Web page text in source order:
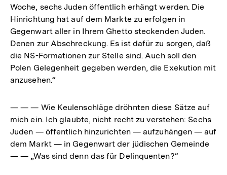
Woche, sechs Juden öffentlich erhängt werden. Die
Hinrichtung hat auf dem Markte zu erfolgen in
Gegenwart aller in Ihrem Ghetto steckenden Juden.
Denen zur Abschreckung. Es ist dafür zu sorgen, daß
die NS-Formationen zur Stelle sind. Auch soll den
Polen Gelegenheit gegeben werden, die Exekution mit
anzusehen.“
— — — Wie Keulenschläge dröhnten diese Sätze auf
mich ein. Ich glaubte, nicht recht zu verstehen: Sechs
Juden — öffentlich hinzurichten — aufzuhängen — auf
dem Markt — in Gegenwart der jüdischen Gemeinde
— — „Was sind denn das für Delinquenten?“